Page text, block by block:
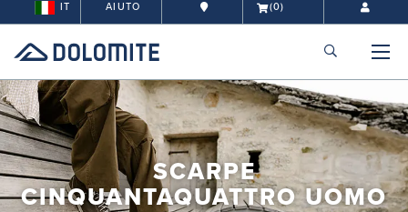
IT AIUTO (0)
SCARPE
CINQUANTAQUATTRO UOMO